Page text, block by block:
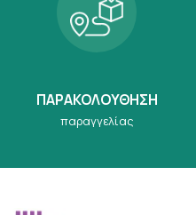
ΠΑΡΑΚΟΛΟΥΘΗΣΗ
παραγγελίας